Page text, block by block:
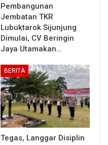
Pembangunan
Jembatan TKR
Lubuktarok Sijunjung
Dimulai, CV Beringin
Jaya Utamakan…
BERITA
Tegas, Langgar Disiplin